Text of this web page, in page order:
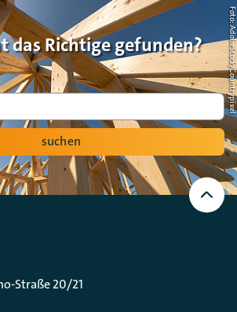
das Richtige gefunden?
suchen
Foto: AdobeStock/Countrypixel
Nach
oben
Scrollen
Straße 20/21